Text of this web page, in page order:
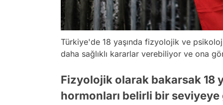
Türkiye'de 18 yaşında fizyolojik ve
daha sağlıklı kararlar verebiliyor ve ona
Fizyolojik olarak bakarsak 18
hormonları belirli bir